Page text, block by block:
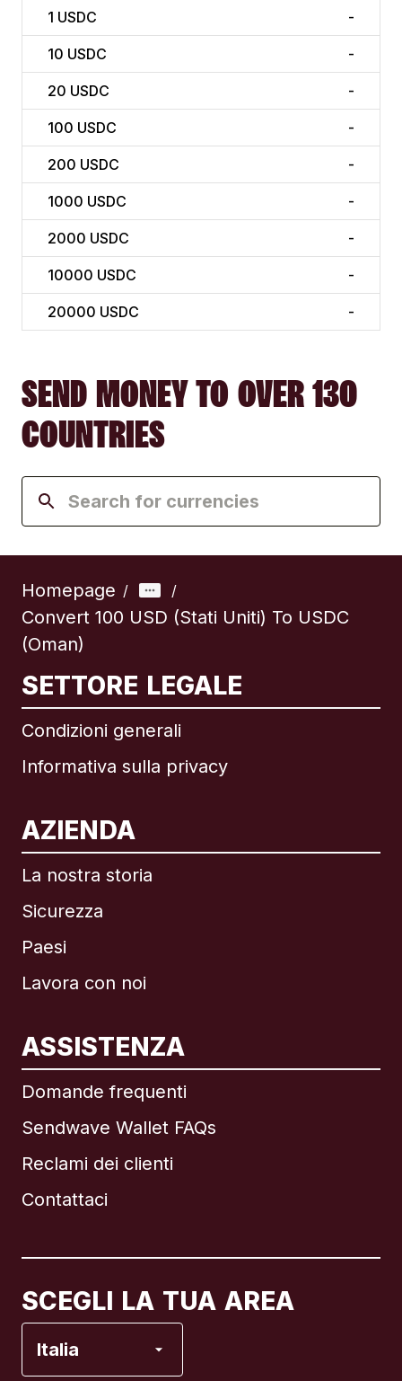
1 USDC -
10 USDC -
20 USDC -
100 USDC -
200 USDC -
1000 USDC -
2000 USDC -
10000 USDC -
20000 USDC -
SEND MONEY TO OVER 130
COUNTRIES
Homepage / /
Convert 100 USD (Stati Uniti) To USDC
(Oman)
SETTORE LEGALE
Condizioni generali
Informativa sulla privacy
AZIENDA
La nostra storia
Sicurezza
Paesi
Lavora con noi
ASSISTENZA
Domande frequenti
Sendwave Wallet FAQs
Reclami dei clienti
Contattaci
SCEGLI LA TUA AREA
Italia
Internazionale English
Brasile